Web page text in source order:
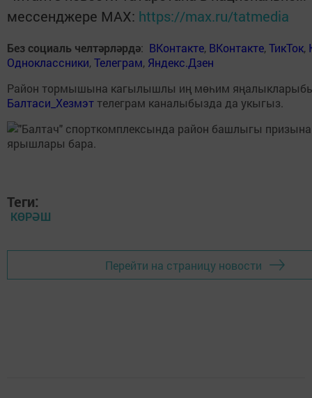
мессенджере MАХ: https://max.ru/tatmedia
Без социаль челтәрләрдә: ВКонтакте, ВКонтакте,ТикТок,
Одноклассники,Телеграм, Яндекс.Дзен
Район тормышына кагылышлы иң мөһим
Балтаси_Хезмэт телеграм каналыбызда да укыгыз.
Теги:
КӨРӘШ
Перейти на страницу новости